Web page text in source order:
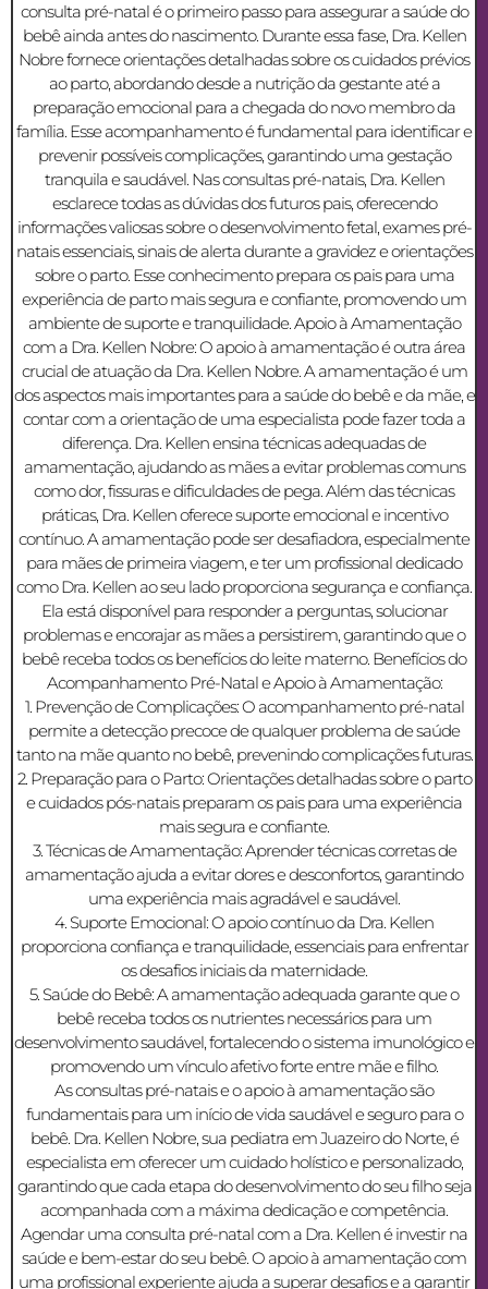
consulta pré-natal é o primeiro passo para assegurar a saúde do
bebê ainda antes do nascimento. Durante essa fase, Dra. Kellen
Nobre fornece orientações detalhadas sobre os cuidados prévios
ao parto, abordando desde a nutrição da gestante até a
preparação emocional para a chegada do novo membro da
família. Esse acompanhamento é fundamental para identificar e
prevenir possíveis complicações, garantindo uma gestação
tranquila e saudável. Nas consultas pré-natais, Dra. Kellen
esclarece todas as dúvidas dos futuros pais, oferecendo
informações valiosas sobre o desenvolvimento fetal, exames pré-
natais essenciais, sinais de alerta durante a gravidez e orientações
sobre o parto. Esse conhecimento prepara os pais para uma
experiência de parto mais segura e confiante, promovendo um
ambiente de suporte e tranquilidade. Apoio à Amamentação
com a Dra. Kellen Nobre: O apoio à amamentação é outra área
crucial de atuação da Dra. Kellen Nobre. A amamentação é um
dos aspectos mais importantes para a saúde do bebê e da mãe, e
contar com a orientação de uma especialista pode fazer toda a
diferença. Dra. Kellen ensina técnicas adequadas de
amamentação, ajudando as mães a evitar problemas comuns
como dor, fissuras e dificuldades de pega. Além das técnicas
práticas, Dra. Kellen oferece suporte emocional e incentivo
contínuo. A amamentação pode ser desafiadora, especialmente
para mães de primeira viagem, e ter um profissional dedicado
como Dra. Kellen ao seu lado proporciona segurança e confiança.
Ela está disponível para responder a perguntas, solucionar
problemas e encorajar as mães a persistirem, garantindo que o
bebê receba todos os benefícios do leite materno. Benefícios do
Acompanhamento Pré-Natal e Apoio à Amamentação:
1. Prevenção de Complicações: O acompanhamento pré-natal
permite a detecção precoce de qualquer problema de saúde
tanto na mãe quanto no bebê, prevenindo complicações futuras.
2. Preparação para o Parto: Orientações detalhadas sobre o parto
e cuidados pós-natais preparam os pais para uma experiência
mais segura e confiante.
3. Técnicas de Amamentação: Aprender técnicas corretas de
amamentação ajuda a evitar dores e desconfortos, garantindo
uma experiência mais agradável e saudável.
4. Suporte Emocional: O apoio contínuo da Dra. Kellen
proporciona confiança e tranquilidade, essenciais para enfrentar
os desafios iniciais da maternidade.
5. Saúde do Bebê: A amamentação adequada garante que o
bebê receba todos os nutrientes necessários para um
desenvolvimento saudável, fortalecendo o sistema imunológico e
promovendo um vínculo afetivo forte entre mãe e filho.
As consultas pré-natais e o apoio à amamentação são
fundamentais para um início de vida saudável e seguro para o
bebê. Dra. Kellen Nobre, sua pediatra em Juazeiro do Norte, é
especialista em oferecer um cuidado holístico e personalizado,
garantindo que cada etapa do desenvolvimento do seu filho seja
acompanhada com a máxima dedicação e competência.
Agendar uma consulta pré-natal com a Dra. Kellen é investir na
saúde e bem-estar do seu bebê. O apoio à amamentação com
uma profissional experiente ajuda a superar desafios e a garantir